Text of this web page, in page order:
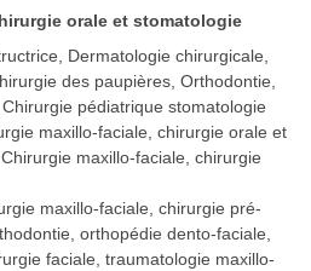
orale et stomatologie
Dermatologie chirurgicale,
des paupières, Orthodontie,
pédiatrique stomatologie
maxillo-faciale, chirurgie orale et
maxillo-faciale, chirurgie
maxillo-faciale, chirurgie pré-
orthopédie dento-faciale,
faciale, traumatologie maxillo-